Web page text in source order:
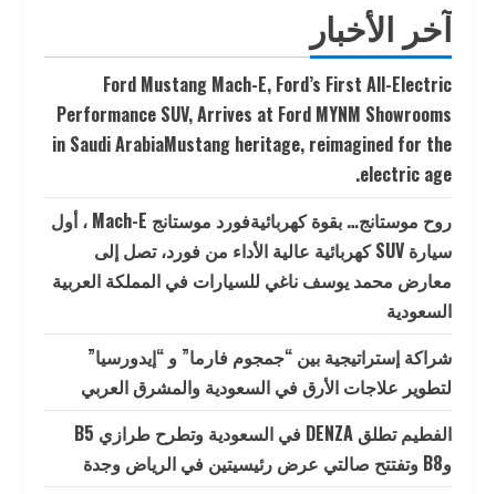
آخر الأخبار
Ford Mustang Mach-E, Ford’s First All-Electric
Performance SUV, Arrives at Ford MYNM Showrooms
in Saudi ArabiaMustang heritage, reimagined for the
electric age.
روح موستانج… بقوة كهربائيةفورد موستانج Mach-E ، أول
سيارة SUV كهربائية عالية الأداء من فورد، تصل إلى
معارض محمد يوسف ناغي للسيارات في المملكة العربية
السعودية
شراكة إستراتيجية بين “جمجوم فارما” و “إيدورسيا”
لتطوير علاجات الأرق في السعودية والمشرق العربي
الفطيم تطلق DENZA في السعودية وتطرح طرازي B5
وB8 وتفتتح صالتي عرض رئيسيتين في الرياض وجدة